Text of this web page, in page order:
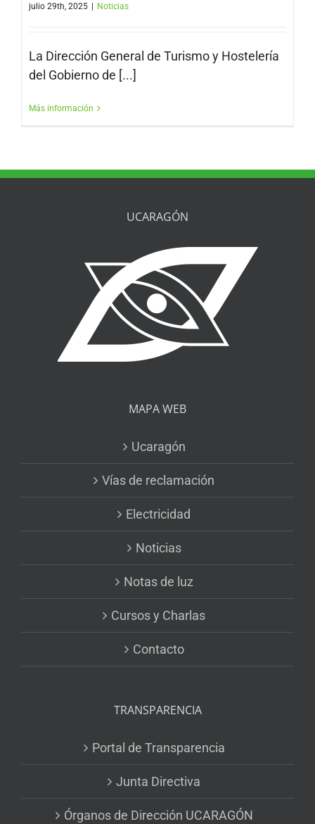
julio 29th, 2025 Noticias
La Dirección General de Turismo y Hostelería
del Gobierno de [...]
Más información
UCARAGÓN
MAPA WEB
Ucaragón
Vías de reclamación
Electricidad
Noticias
Notas de luz
Cursos y Charlas
Contacto
TRANSPARENCIA
Portal de Transparencia
Junta Directiva
Órganos de Dirección UCARAGÓN